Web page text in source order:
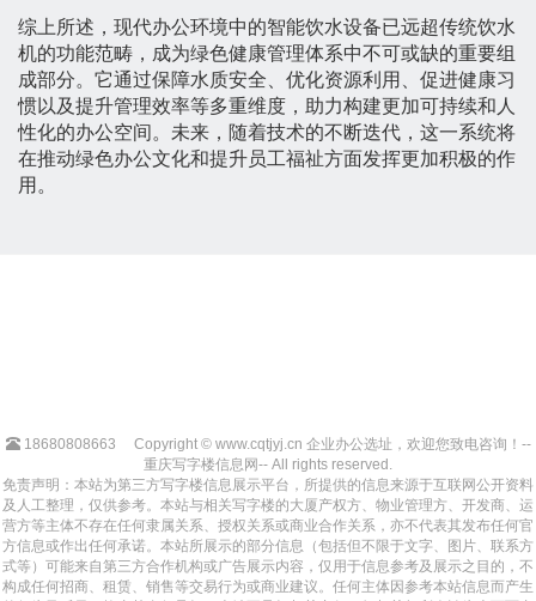
综上所述，现代办公环境中的智能饮水设备已远超传统饮水
机的功能范畴，成为绿色健康管理体系中不可或缺的重要组
成部分。它通过保障水质安全、优化资源利用、促进健康习
惯以及提升管理效率等多重维度，助力构建更加可持续和人
性化的办公空间。未来，随着技术的不断迭代，这一系统将
在推动绿色办公文化和提升员工福祉方面发挥更加积极的作
用。
18680808663
Copyright © www.cqtjyj.cn 企业办公选址，欢迎您致电咨询！--
重庆写字楼信息网-- All rights reserved.
免责声明：本站为第三方写字楼信息展示平台，所提供的信息来源于互联网公开资料
及人工整理，仅供参考。本站与相关写字楼的大厦产权方、物业管理方、开发商、运
营方等主体不存在任何隶属关系、授权关系或商业合作关系，亦不代表其发布任何官
方信息或作出任何承诺。本站所展示的部分信息（包括但不限于文字、图片、联系方
式等）可能来自第三方合作机构或广告展示内容，仅用于信息参考及展示之目的，不
构成任何招商、租赁、销售等交易行为或商业建议。任何主体因参考本站信息而产生